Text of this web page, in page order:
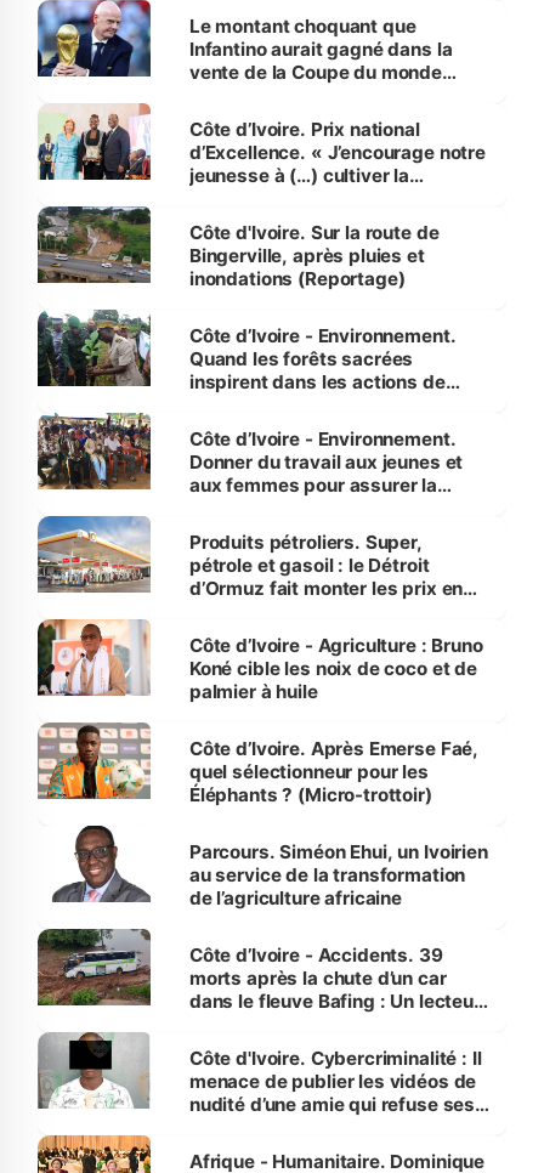
Le montant choquant que
Infantino aurait gagné dans la
vente de la Coupe du monde
Côte d’Ivoire. Prix national
d’Excellence. « J’encourage notre
jeunesse à (…) cultiver la
(Alassane Ouattara
Côte d'Ivoire. Sur la route de
Bingerville, après pluies et
inondations (Reportage)
Côte d’Ivoire - Environnement.
Quand les forêts sacrées
inspirent dans les actions de
Côte d’Ivoire - Environnement.
Donner du travail aux jeunes et
aux femmes pour assurer la
menacées
Produits pétroliers. Super,
pétrole et gasoil : le Détroit
d’Ormuz fait monter les prix en
Côte d’Ivoire - Agriculture : Bruno
Koné cible les noix de coco et de
palmier à huile
Côte d’Ivoire. Après Emerse Faé,
quel sélectionneur pour les
Éléphants ? (Micro-trottoir)
Parcours. Siméon Ehui, un Ivoirien
au service de la transformation
de l’agriculture africaine
Côte d’Ivoire - Accidents. 39
morts après la chute d’un car
dans le fleuve Bafing : Un lecteur
des Transports
Côte d'Ivoire. Cybercriminalité : Il
menace de publier les vidéos de
nudité d’une amie qui refuse ses
Afrique - Humanitaire. Dominique